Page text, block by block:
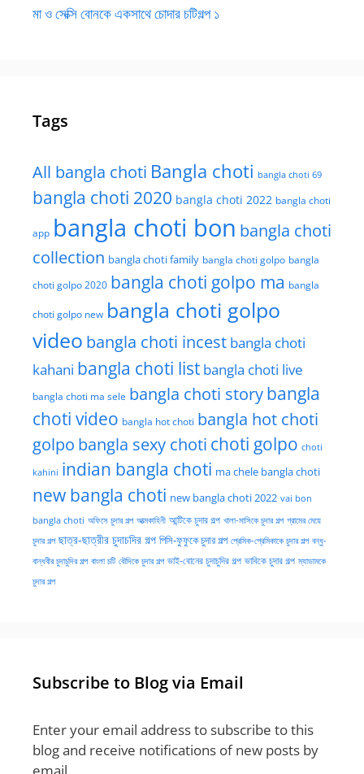
মা ও সেক্সি বোনকে একসাথে চোদার চটিগল্প ১
Tags
All bangla choti Bangla choti bangla choti 69
bangla choti 2020 bangla choti 2022 bangla choti
app bangla choti bon bangla choti
collection bangla choti family bangla choti golpo bangla
choti golpo 2020 bangla choti golpo ma bangla
choti golpo new bangla choti golpo
video bangla choti incest bangla choti
kahani bangla choti list bangla choti live
bangla choti ma sele bangla choti storybangla
choti video bangla hot choti bangla hot choti
golpo bangla sexy choti choti golpo choti
kahini indian bangla choti ma chele bangla choti
new bangla choti new bangla choti 2022 vai bon
bangla choti অফিসে চুদার গল্প আত্মকাহিনী আন্টিকে চুদার গল্প খালা-মাসিকে চুদার গল্প গ্রামের মেয়ে
চুদার গল্প ছাত্র-ছাত্রীর চুদাচদির গল্প পিসি-ফুফুকে চুদার গল্প প্রেমিক-প্রেমিকাকে চুদার গল্প বন্ধু-
বান্ধবীর চুদাচুদির গল্প বাংলা চটি বৌদিকে চুদার গল্প ভাই-বোনের চুদাচুদির গল্প ভাবিকে চুদার গল্প ম্যাডামকে
চুদার গল্প
Subscribe to Blog via Email
Enter your email address to subscribe to this
blog and receive notifications of new posts by